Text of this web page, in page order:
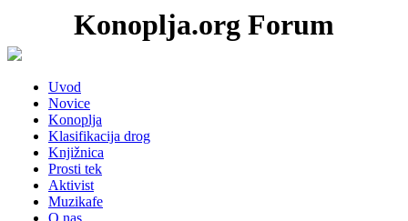
Konoplja.org Forum
Uvod
Novice
Konoplja
Klasifikacija drog
Knjižnica
Prosti tek
Aktivist
Muzikafe
O nas